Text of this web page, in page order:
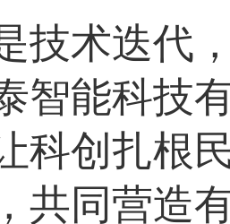
技术迭代
智能科技
科创扎根
共同营造